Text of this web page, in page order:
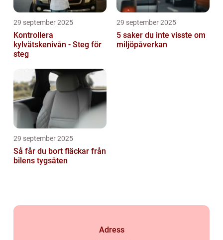
29 september 2025
Kontrollera
kylvätskenivån - Steg för
steg
29 september 2025
5 saker du inte visste om
miljöpåverkan
29 september 2025
Så får du bort fläckar från
bilens tygsäten
Adress